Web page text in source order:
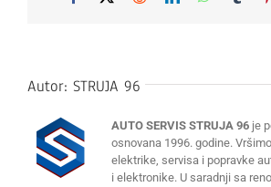
Autor: STRUJA 96
AUTO SERVIS STRUJA 96 je
osnovana 1996. godine.
elektrike, servisa i popravke
i elektronike. U saradnji sa